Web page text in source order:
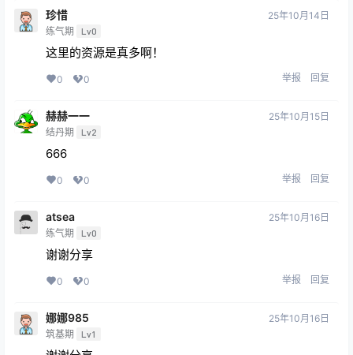
珍惜
练气期 Lv0
25年10月14日
这里的资源是真多啊！
0 0 举报 回复
赫赫一一
结丹期 Lv2
25年10月15日
666
0 0 举报 回复
atsea
练气期 Lv0
25年10月16日
谢谢分享
0 0 举报 回复
娜娜985
筑基期 Lv1
25年10月16日